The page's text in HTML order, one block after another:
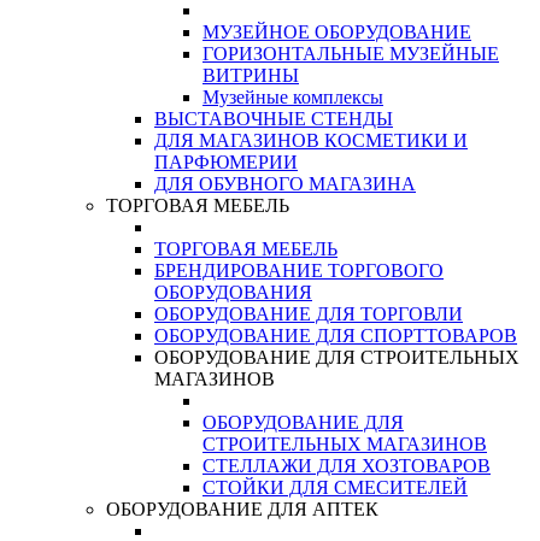
МУЗЕЙНОЕ ОБОРУДОВАНИЕ
ГОРИЗОНТАЛЬНЫЕ МУЗЕЙНЫЕ
ВИТРИНЫ
Музейные комплексы
ВЫСТАВОЧНЫЕ СТЕНДЫ
ДЛЯ МАГАЗИНОВ КОСМЕТИКИ И
ПАРФЮМЕРИИ
ДЛЯ ОБУВНОГО МАГАЗИНА
ТОРГОВАЯ МЕБЕЛЬ
ТОРГОВАЯ МЕБЕЛЬ
БРЕНДИРОВАНИЕ ТОРГОВОГО
ОБОРУДОВАНИЯ
ОБОРУДОВАНИЕ ДЛЯ ТОРГОВЛИ
ОБОРУДОВАНИЕ ДЛЯ СПОРТТОВАРОВ
ОБОРУДОВАНИЕ ДЛЯ СТРОИТЕЛЬНЫХ
МАГАЗИНОВ
ОБОРУДОВАНИЕ ДЛЯ
СТРОИТЕЛЬНЫХ МАГАЗИНОВ
СТЕЛЛАЖИ ДЛЯ ХОЗТОВАРОВ
СТОЙКИ ДЛЯ СМЕСИТЕЛЕЙ
ОБОРУДОВАНИЕ ДЛЯ АПТЕК